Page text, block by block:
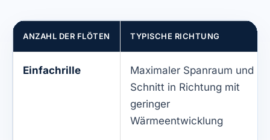
ANZAHL DER FLÖTEN TYPISCHE RICHTUNG
Einfachrille
Maximaler Spanraum und
Schnitt in Richtung mit
geringer
Wärmeentwicklung